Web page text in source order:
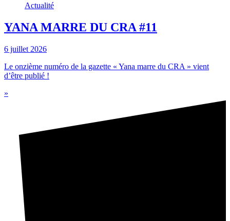
Actualité
YANA MARRE DU CRA #11
6 juillet 2026
Le onzième numéro de la gazette « Yana marre du CRA » vient
d’être publié !
»